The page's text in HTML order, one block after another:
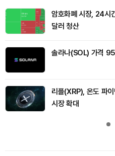
암호화폐 시장, 24시
달러 청산
솔라나(SOL) 가격
리플(XRP), 온도 파
시장 확대